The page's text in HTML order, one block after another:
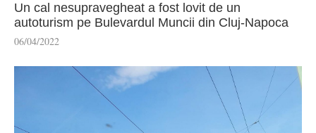
Un cal nesupravegheat a fost lovit de un
autoturism pe Bulevardul Muncii din Cluj-Napoca
06/04/2022